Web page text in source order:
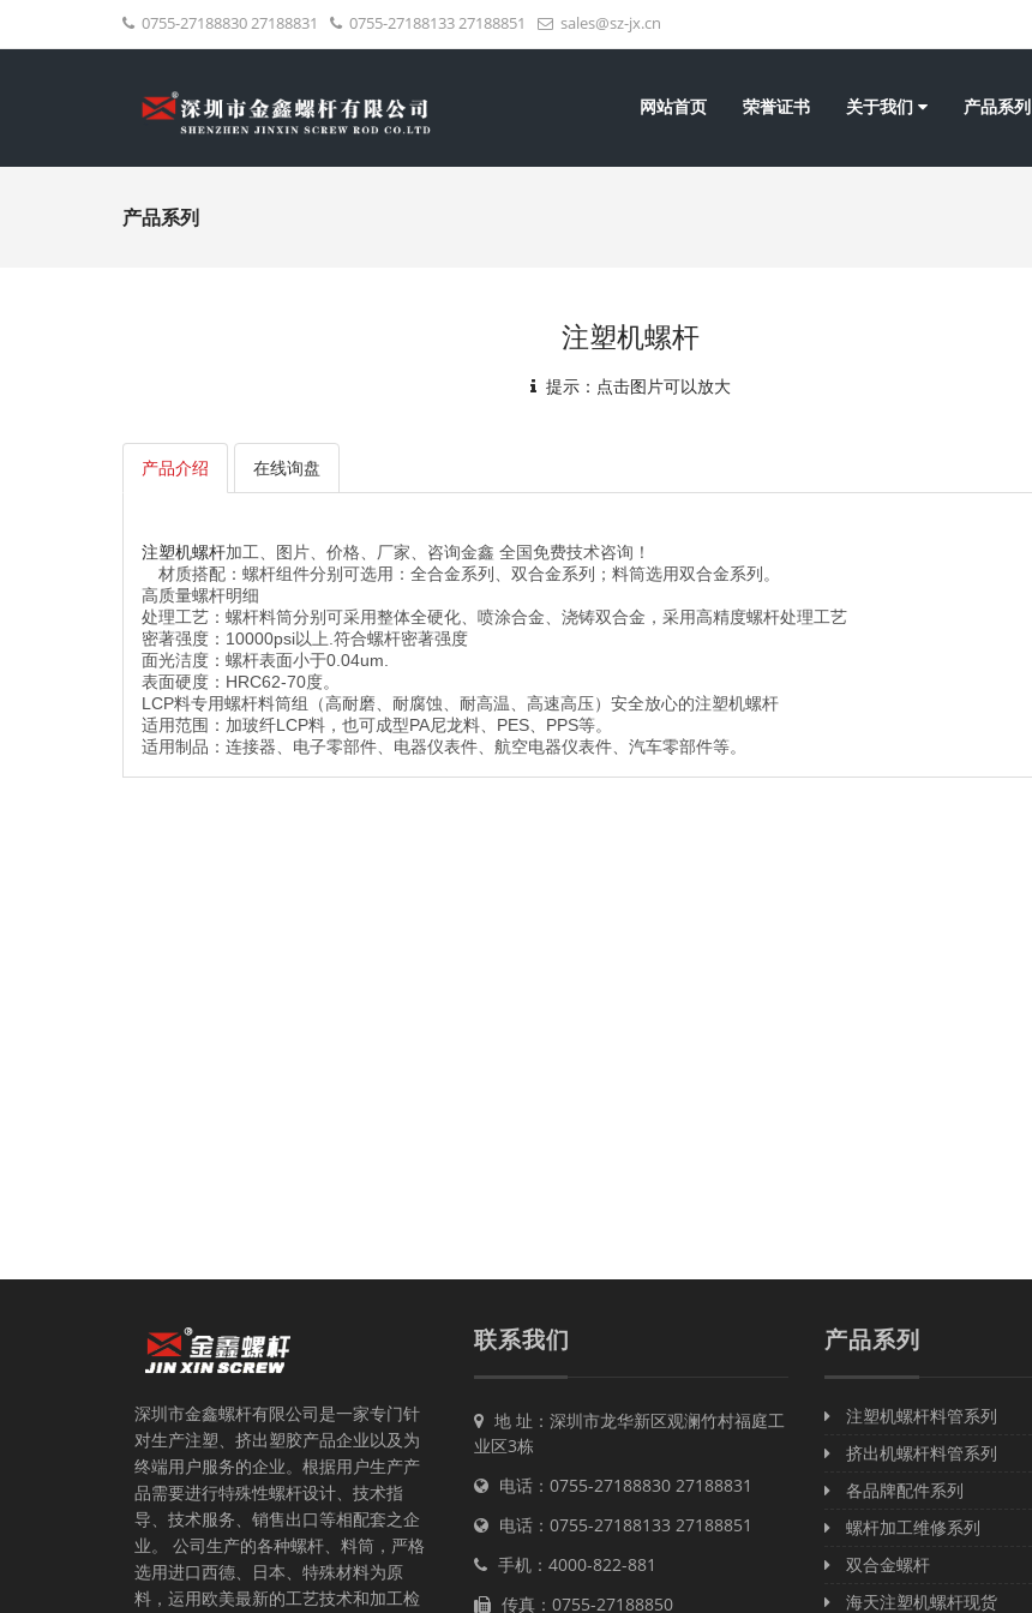
0755-27188830 27188831 0755-27188133 27188851 sales@sz-jx.cn
网站首页 荣誉证书 关于我们 产品系列
产品系列
注塑机螺杆
提示：点击图片可以放大
产品介绍 在线询盘
注塑机螺杆加工、图片、价格、厂家、咨询金鑫 全国免费技术咨询！
材质搭配：螺杆组件分别可选用：全合金系列、双合金系列；料筒选用双合金系列。
高质量螺杆明细
处理工艺：螺杆料筒分别可采用整体全硬化、喷涂合金、浇铸双合金，采用高精度螺杆处理工艺
密著强度：10000psi以上.符合螺杆密著强度
面光洁度：螺杆表面小于0.04um.
表面硬度：HRC62-70度。
LCP料专用螺杆料筒组（高耐磨、耐腐蚀、耐高温、高速高压）安全放心的注塑机螺杆
适用范围：加玻纤LCP料，也可成型PA尼龙料、PES、PPS等。
适用制品：连接器、电子零部件、电器仪表件、航空电器仪表件、汽车零部件等。
深圳市金鑫螺杆有限公司是一家专门针
对生产注塑、挤出塑胶产品企业以及为
终端用户服务的企业。根据用户生产产
品需要进行特殊性螺杆设计、技术指
导、技术服务、销售出口等相配套之企
业。 公司生产的各种螺杆、料筒，严格
选用进口西德、日本、特殊材料为原
料，运用欧美最新的工艺技术和加工检
联系我们
地 址：深圳市龙华新区观澜竹村福庭工
业区3栋
电话：0755-27188830 27188831
电话：0755-27188133 27188851
手机：4000-822-881
传真：0755-27188850
产品系列
注塑机螺杆料管系列
挤出机螺杆料管系列
各品牌配件系列
螺杆加工维修系列
双合金螺杆
海天注塑机螺杆现货